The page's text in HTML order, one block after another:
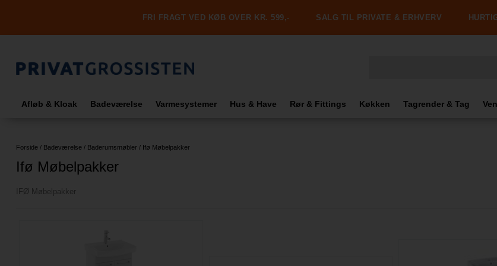
FRI FRAGT VED KØB OVER KR. 599,- SALG TIL PRIVATE & ERHVERV
Afløb & Kloak Badeværelse Varmesystemer Hus & Have Rør & Fittings Køkken Tagrender & Tag
Forside / Badeværelse / Baderumsmøbler / Ifø Møbelpakker
Ifø Møbelpakker
IFØ Møbelpakker